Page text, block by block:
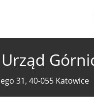
31, 40-055 Katowice